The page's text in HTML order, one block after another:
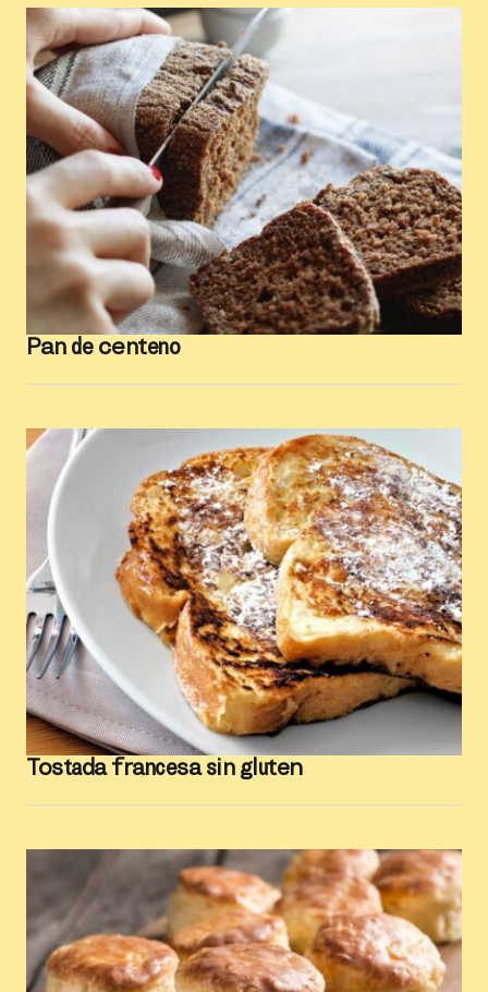
Pan de centeno
Tostada francesa sin gluten